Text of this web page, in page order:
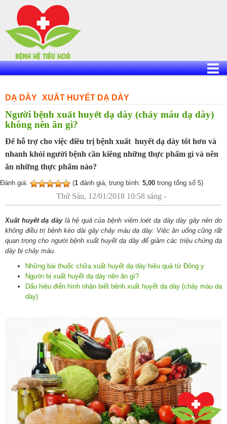
content
DẠ DÀY XUẤT HUYẾT DẠ DÀY
Người bệnh xuất huyết dạ dày (chảy máu dạ dày)
không nên ăn gì?
Để hỗ trợ cho việc điều trị bệnh xuất huyết dạ dày tốt hơn và
nhanh khỏi người bệnh cần kiêng những thực phẩm gì và nên
ăn những thực phẩm nào?
Đánh giá: (1 đánh giá, trung bình: 5,00 trong tổng số 5)
Thứ Sáu, 12/01/2018 10:58 sáng -
Xuất huyết dạ dàylà hệ quả của bệnh viêm loét dạ dày dày gây nên do
không điều trị bệnh kéo dài gây chảy máu dạ dày. Việc ăn uống cũng rất
quan trọng cho người bệnh xuất huyết dạ dày để giảm các triệu chứng dạ
dày bị chảy máu.
Những bài thuốc chữa xuất huyết dạ dày hiệu quả từ Đông y
Người bị xuất huyết dạ dày nên ăn gì?
Dấu hiệu điển hình nhận biết bệnh xuất huyết dạ dày (chảy máu dạ
dày)